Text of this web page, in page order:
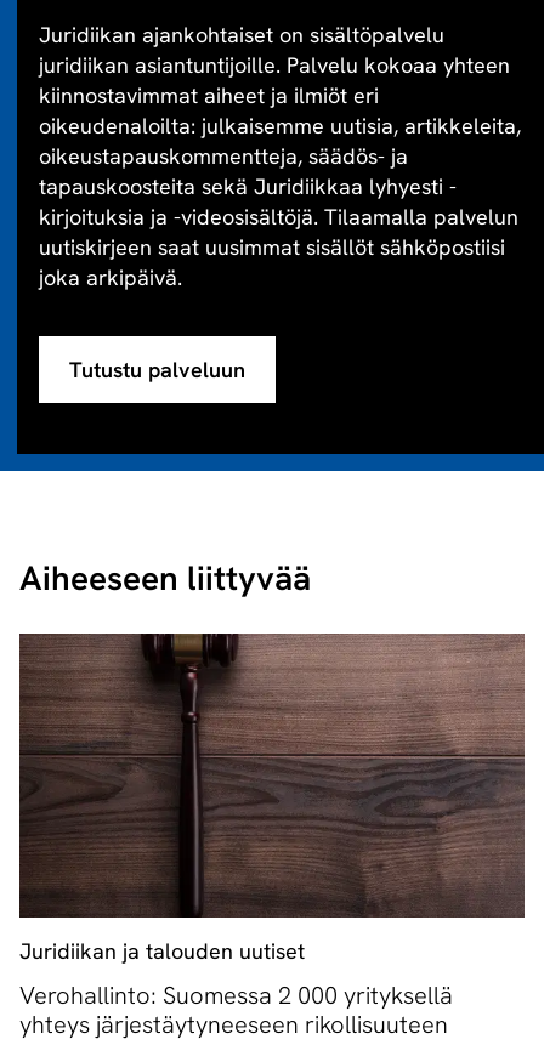
Juridiikan ajankohtaiset on sisältöpalvelu
juridiikan asiantuntijoille. Palvelu kokoaa yhteen
kiinnostavimmat aiheet ja ilmiöt eri
oikeudenaloilta: julkaisemme uutisia, artikkeleita,
oikeustapauskommentteja, säädös- ja
tapauskoosteita sekä Juridiikkaa lyhyesti -
kirjoituksia ja -videosisältöjä. Tilaamalla palvelun
uutiskirjeen saat uusimmat sisällöt sähköpostiisi
joka arkipäivä.
Tutustu palveluun
Aiheeseen liittyvää
Juridiikan ja talouden uutiset
Verohallinto: Suomessa 2 000 yrityksellä
yhteys järjestäytyneeseen rikollisuuteen